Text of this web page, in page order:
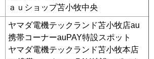
ａｕショップ苫小牧中央
ヤマダ電機テックランド苫小牧店au
携帯コーナーauPAY特設スポット
ヤマダ電機テックランド苫小牧本店